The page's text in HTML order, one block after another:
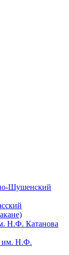
Шушенский
Н.Ф. Катанова